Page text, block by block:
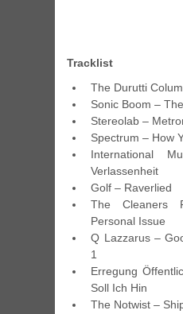
Tracklist
The Durutti
Sonic Boom –
Stereolab –
Spectrum – How
International
Verlassenheit
Golf – Raverlied
The Cleaners
Personal Issue
Q Lazzarus –
1
Erregung
Soll Ich Hin
The Notwist –